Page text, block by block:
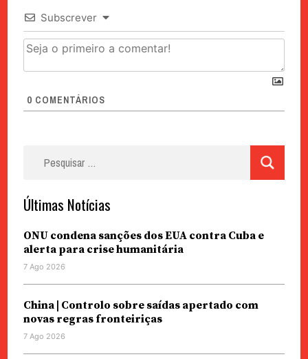
Subscrever
0 COMENTÁRIOS
Últimas Notícias
ONU condena sanções dos EUA contra Cuba e
alerta para crise humanitária
7 Ago 2026
China | Controlo sobre saídas apertado com
novas regras fronteiriças
7 Ago 2026